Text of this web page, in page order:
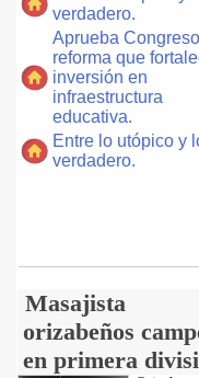
verdadero.
Aprueba Congreso
reforma que
inversión en
infraestructura
educativa.
Entre lo utópico y
verdadero.
Masajista
orizabeños
en primera